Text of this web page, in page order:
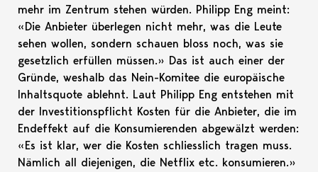
mehr im Zentrum stehen würden. Philipp Eng meint:
«Die Anbieter überlegen nicht mehr, was die Leute
sehen wollen, sondern schauen bloss noch, was sie
gesetzlich erfüllen müssen.» Das ist auch einer der
Gründe, weshalb das Nein-Komitee die europäische
Inhaltsquote ablehnt. Laut Philipp Eng entstehen mit
der Investitionspflicht Kosten für die Anbieter, die im
Endeffekt auf die Konsumierenden abgewälzt werden:
«Es ist klar, wer die Kosten schliesslich tragen muss.
Nämlich all diejenigen, die Netflix etc. konsumieren.»